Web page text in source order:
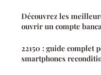
Découvrez les
ouvrir un compte
22150 : guide complet
smartphones